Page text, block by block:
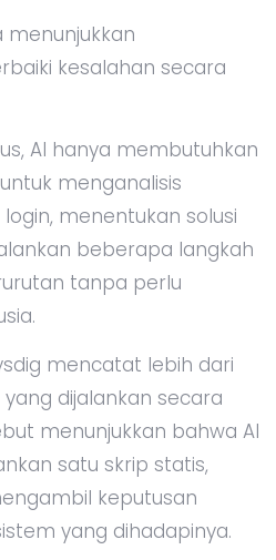
menunjukkan
kesalahan secara
AI hanya membutuhkan
menganalisis
menentukan solusi
beberapa langkah
tanpa perlu
mencatat lebih dari
dijalankan secara
menunjukkan bahwa AI
satu skrip statis,
keputusan
yang dihadapinya.